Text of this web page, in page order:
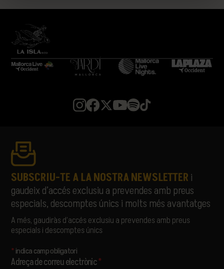
LA PLAZUELA
LIA KALI
LUCIANO
MARIANO MELLINO
MARIBEL MAYANS
MEDUZA
PABLOPABLO
PARALLELLE
PARFAVAR
PIONAL
RATA
RUSOWSKY
SAMURAÏ
SORÄ
STANDSTILL
THE LIBERTINES
THE PAISLEY DAZE
THE PRODIGY
SUBSCRIU-TE A LA NOSTRA NEWSLETTERi
gaudeix d’accés exclusiu a prevendes amb preus
especials, descomptes únics i molts més avantatges
A més, gaudiràs d’accés exclusiu a prevendes amb preus
especials i descomptes únics
*indica camp obligatori
Adreça de correu electrònic*